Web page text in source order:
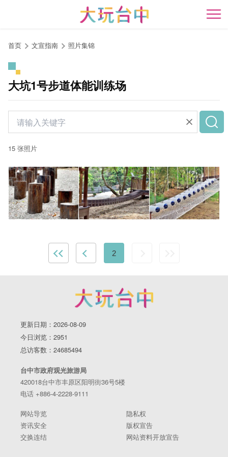
开
首页 文宣指南 照片集锦
大坑1号步道体能训练场
15 张照片
2
更新日期：2026-08-09
今日浏览：2951
总访客数：24685494
台中市政府观光旅游局
420018台中市丰原区阳明街36号5楼
电话 +886-4-2228-9111
网站导览
隐私权
资讯安全
版权宣告
交换连结
网站资料开放宣告